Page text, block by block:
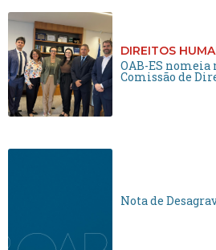
DIREITOS
OAB-ES
Comissão de
Nota de